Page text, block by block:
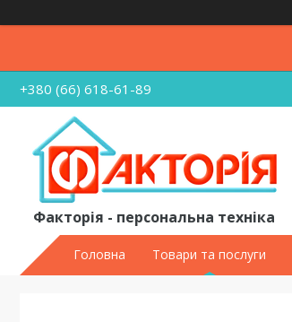
+380 (66) 618-61-89
Факторія - персональна техніка
Головна Товари та послуги